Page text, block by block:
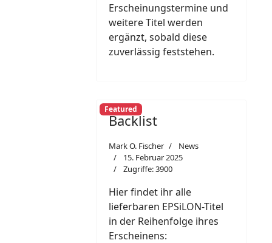
Erscheinungstermine und
weitere Titel werden
ergänzt, sobald diese
zuverlässig feststehen.
Featured
Backlist
Mark O. Fischer
News
15. Februar 2025
Zugriffe: 3900
Hier findet ihr alle
lieferbaren EPSiLON-Titel
in der Reihenfolge ihres
Erscheinens: